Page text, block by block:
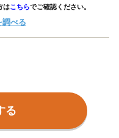
はこちらでご確認ください。
調べる
る